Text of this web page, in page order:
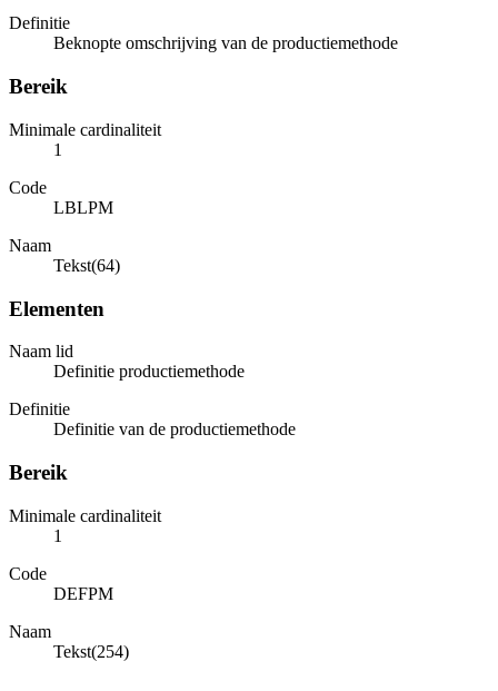
Definitie
Beknopte omschrijving van de productiemethode
Bereik
Minimale cardinaliteit
1
Code
LBLPM
Naam
Tekst(64)
Elementen
Naam lid
Definitie productiemethode
Definitie
Definitie van de productiemethode
Bereik
Minimale cardinaliteit
1
Code
DEFPM
Naam
Tekst(254)